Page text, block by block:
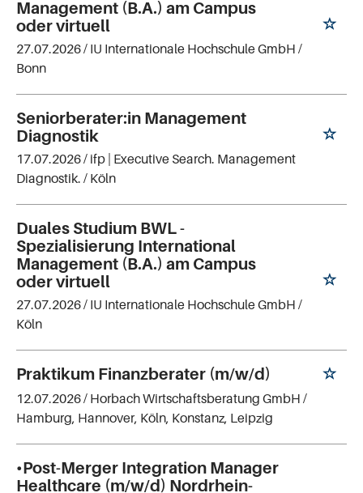
Management (B.A.) am Campus
oder virtuell
27.07.2026 / IU Internationale Hochschule GmbH /
Bonn
Seniorberater:in Management
Diagnostik
17.07.2026 / ifp | Executive Search. Management
Diagnostik. / Köln
Duales Studium BWL -
Spezialisierung International
Management (B.A.) am Campus
oder virtuell
27.07.2026 / IU Internationale Hochschule GmbH /
Köln
Praktikum Finanzberater (m/w/d)
12.07.2026 / Horbach Wirtschaftsberatung GmbH /
Hamburg, Hannover, Köln, Konstanz, Leipzig
•Post-Merger Integration Manager
Healthcare (m/w/d) Nordrhein-